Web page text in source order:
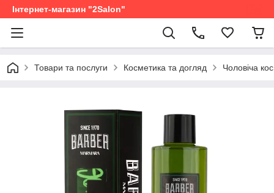
Інтернет-магазин "2Salon"
Товари та послуги Косметика та догляд Чоловіча